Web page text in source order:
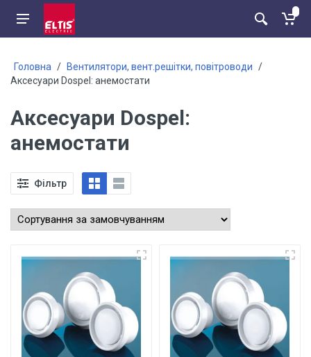
Головна / Вентилятори, вент.решітки, повітроводи /
Аксесуари Dospel: анемостати
Аксесуари Dospel:
анемостати
Фільтр